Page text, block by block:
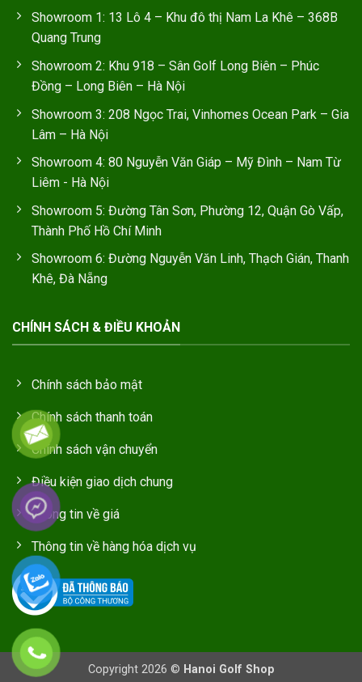
Showroom 1: 13 Lô 4 – Khu đô thị Nam La Khê – 368B
Quang Trung
Showroom 2: Khu 918 – Sân Golf Long Biên – Phúc
Đồng – Long Biên – Hà Nội
Showroom 3: 208 Ngọc Trai, Vinhomes Ocean Park – Gia
Lâm – Hà Nội
Showroom 4: 80 Nguyễn Văn Giáp – Mỹ Đình – Nam Từ
Liêm - Hà Nội
Showroom 5: Đường Tân Sơn, Phường 12, Quận Gò Vấp,
Thành Phố Hồ Chí Minh
Showroom 6: Đường Nguyễn Văn Linh, Thạch Gián, Thanh
Khê, Đà Nẵng
CHÍNH SÁCH & ĐIỀU KHOẢN
Chính sách bảo mật
Chính sách thanh toán
Chính sách vận chuyển
Điều kiện giao dịch chung
Thông tin về giá
Thông tin về hàng hóa dịch vụ
Copyright 2026 © Hanoi Golf Shop